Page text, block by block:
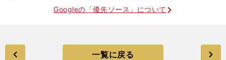
Googleの「優先ソース」について
一覧に戻る